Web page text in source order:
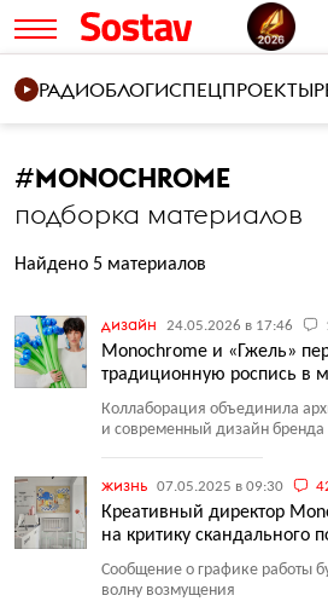
РАДИОБЛОГИСПЕЦПРОЕКТЫ
#MONOCHROME
подборка материалов
Найдено 5 материалов
дизайн 24.05.2026 в 17:46
Monochrome и «Гжель»
традиционную роспись в
Коллаборация объединила
и современный дизайн бренда
жизнь 07.05.2025 в 09:30
Креативный директор
на критику скандального
Сообщение о графике работы
волну возмущения